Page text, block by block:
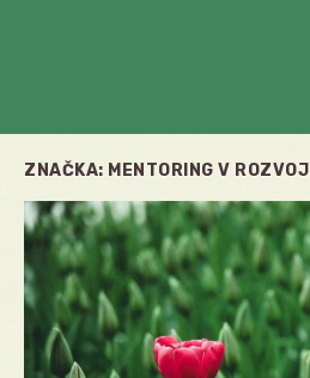
ZNAČKA: MENTORING V ROZVOJI